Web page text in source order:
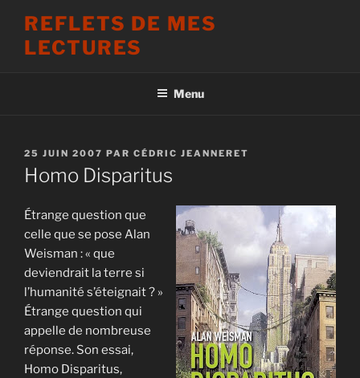
contenu
REFLETS DE MES
LECTURES
Menu
PUBLIÉ
LE
25 JUIN 2007 PAR CÉDRIC JEANNERET
Homo Disparitus
Étrange question que
celle que se pose Alan
Weisman : « que
deviendrait la terre si
l’humanité s’éteignait ? »
Étrange question qui
appelle de nombreuse
réponse. Son essai,
Homo Disparitus,